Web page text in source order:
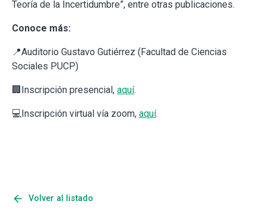
Teoría de la Incertidumbre”, entre otras publicaciones.
Conoce más:
📍Auditorio Gustavo Gutiérrez (Facultad de Ciencias
Sociales PUCP)
🏢Inscripción presencial, aquí.
💻Inscripción virtual vía zoom, aquí.
arrow_back Volver al listado